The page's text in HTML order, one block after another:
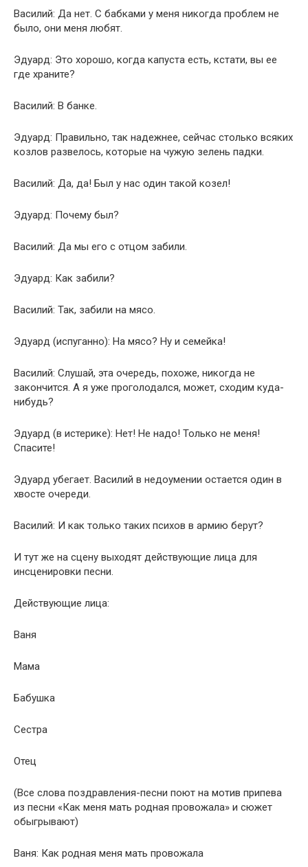
Василий: Да нет. С бабками у меня никогда проблем не
было, они меня любят.
Эдуард: Это хорошо, когда капуста есть, кстати, вы ее
где храните?
Василий: В банке.
Эдуард: Правильно, так надежнее, сейчас столько всяких
козлов развелось, которые на чужую зелень падки.
Василий: Да, да! Был у нас один такой козел!
Эдуард: Почему был?
Василий: Да мы его с отцом забили.
Эдуард: Как забили?
Василий: Так, забили на мясо.
Эдуард (испуганно): На мясо? Ну и семейка!
Василий: Слушай, эта очередь, похоже, никогда не
закончится. А я уже проголодался, может, сходим куда-
нибудь?
Эдуард (в истерике): Нет! Не надо! Только не меня!
Спасите!
Эдуард убегает. Василий в недоумении остается один в
хвосте очереди.
Василий: И как только таких психов в армию берут?
И тут же на сцену выходят действующие лица для
инсценировки песни.
Действующие лица:
Ваня
Мама
Бабушка
Сестра
Отец
(Все слова поздравления-песни поют на мотив припева
из песни «Как меня мать родная провожала» и сюжет
обыгрывают)
Ваня: Как родная меня мать провожала